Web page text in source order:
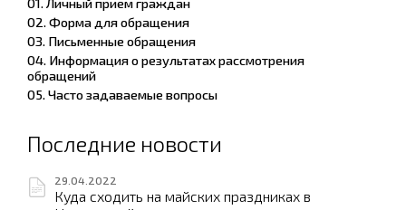
02. Форма для обращения
03. Письменные обращения
04. Информация о результатах рассмотрения
обращений
05. Часто задаваемые вопросы
Последние новости
29.04.2022
Куда сходить на майских праздниках в